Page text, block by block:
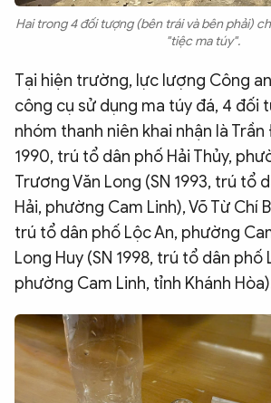
Hai trong 4 đối tượng (bên trái và bên phải)
"tiệc ma túy".
Tại hiện trường, lực lượng Công
công cụ sử dụng ma túy đá, 4 đối
nhóm thanh niên khai nhận là
1990, trú tổ dân phố Hải Thủy,
Trương Văn Long (SN 1993, trú tổ
Hải, phường Cam Linh), Võ Từ Chí
trú tổ dân phố Lộc An, phường
Long Huy (SN 1998, trú tổ dân phố
phường Cam Linh, tỉnh Khánh